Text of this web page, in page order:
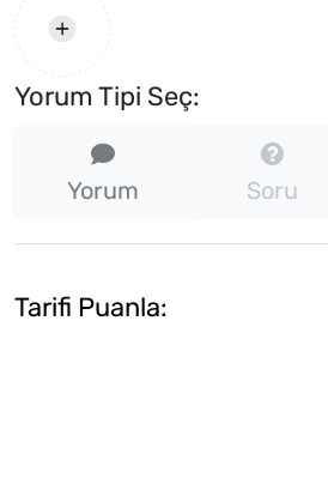
Yorum Tipi Seç:
Yorum Soru
Tarifi Puanla: